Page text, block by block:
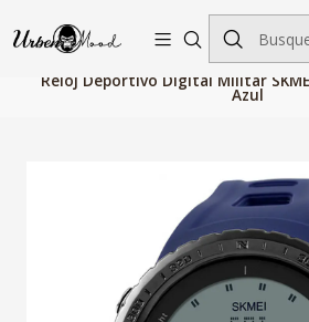
Envío GRATIS desde $60.000 |
Relojes Relojes
Reloj Deportivo Digital Militar
Azul